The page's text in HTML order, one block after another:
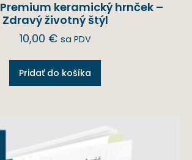
keramický hrnček –
Zdravý životný štýl
10,00 € sa PDV
Pridať do košíka